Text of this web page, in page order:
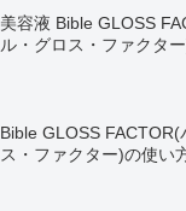
美容液 Bible GLOSS
ル・グロス・ファクタ
Bible GLOSS FACTOR(
ス・ファクター)の使い